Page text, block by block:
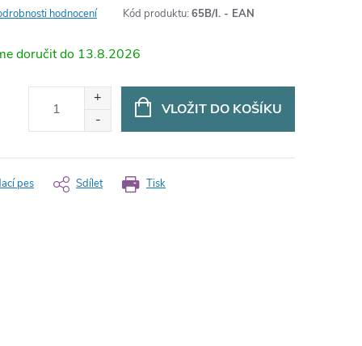
hodnocení Kód produktu: 65B/I. - EAN
13.8.2026
VLOŽIT DO KOŠÍKU
Tisk
pes Sdílet